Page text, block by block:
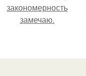
закономерность
замечаю.